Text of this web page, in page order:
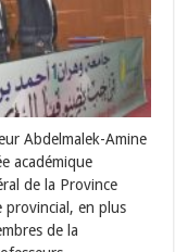
Abdelmalek-Amine
académique
de la Province
provincial, en plus
de la